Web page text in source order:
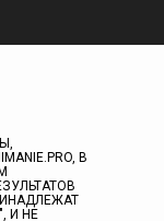
В
И НЕ